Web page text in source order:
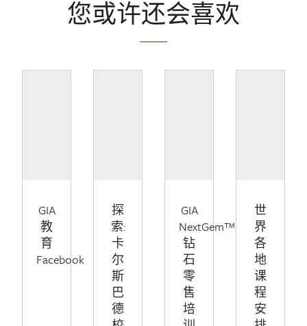
您或许还会喜欢
GIA
教
育
Facebook
探
索:
卡
尔
斯
巴
德
GIA
NextGem™
钻
石
零
售
培
世
界
各
地
课
程
安